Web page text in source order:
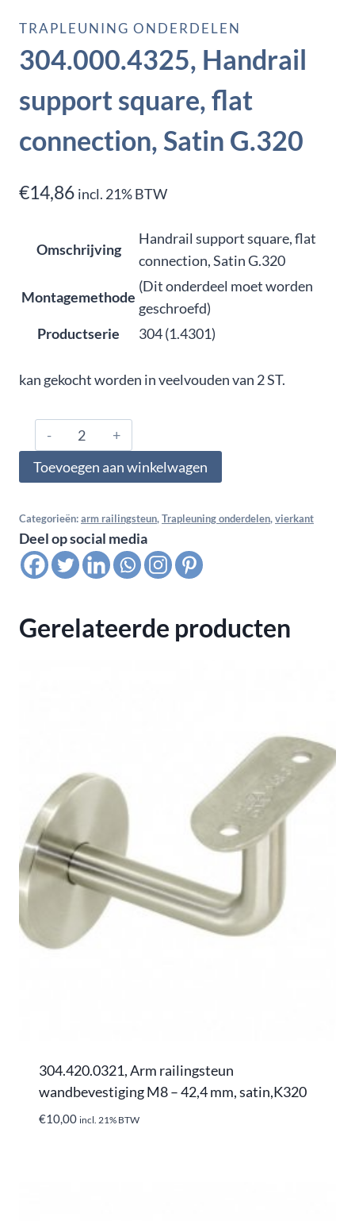
TRAPLEUNING ONDERDELEN
304.000.4325, Handrail
support square, flat
connection, Satin G.320
€14,86 incl. 21% BTW
Omschrijving
Handrail support square, flat
connection, Satin G.320
Montagemethode
(Dit onderdeel moet worden
geschroefd)
Productserie
304 (1.4301)
kan gekocht worden in veelvouden van 2 ST.
304.000.4325,
Handrail
support
flat
connection,
Satin
Toevoegen aan winkelwagen
Categorieën: arm railingsteun, Trapleuning onderdelen, vierkant
Deel op social media
Gerelateerde producten
304.420.0321, Arm railingsteun
wandbevestiging M8 – 42,4 mm, satin,K320
€10,00 incl. 21% BTW